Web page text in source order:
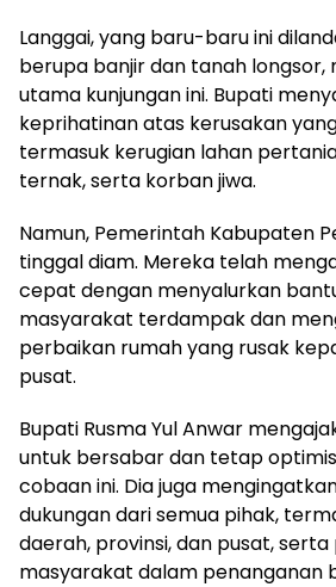
Langgai, yang baru-baru ini
berupa banjir dan tanah longsor,
utama kunjungan ini. Bupati
keprihatinan atas kerusakan
termasuk kerugian lahan
ternak, serta korban jiwa.
Namun, Pemerintah Kabupaten
tinggal diam. Mereka telah
cepat dengan menyalurkan
masyarakat terdampak dan
perbaikan rumah yang rusak
pusat.
Bupati Rusma Yul Anwar
untuk bersabar dan tetap
cobaan ini. Dia juga
dukungan dari semua pihak,
daerah, provinsi, dan pusat,
masyarakat dalam penanganan